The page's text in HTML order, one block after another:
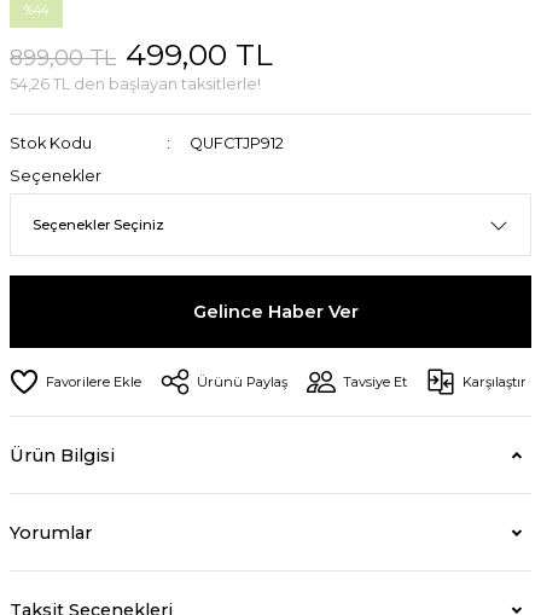
%44
899,00 TL 499,00 TL
54,26 TL den başlayan taksitlerle!
Stok Kodu
QUFCTJP912
Seçenekler
Gelince Haber Ver
Ürünü Paylaş Tavsiye Et Karşılaştır
Ürün Bilgisi
Yorumlar
Taksit Seçenekleri